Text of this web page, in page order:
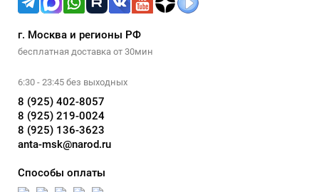
г. Москва и регионы РФ
бесплатная доставка от 30мин
6:30 - 23:45 без выходных
8 (925) 402-8057
8 (925) 219-0024
8 (925) 136-3623
anta-msk@narod.ru
Способы оплаты